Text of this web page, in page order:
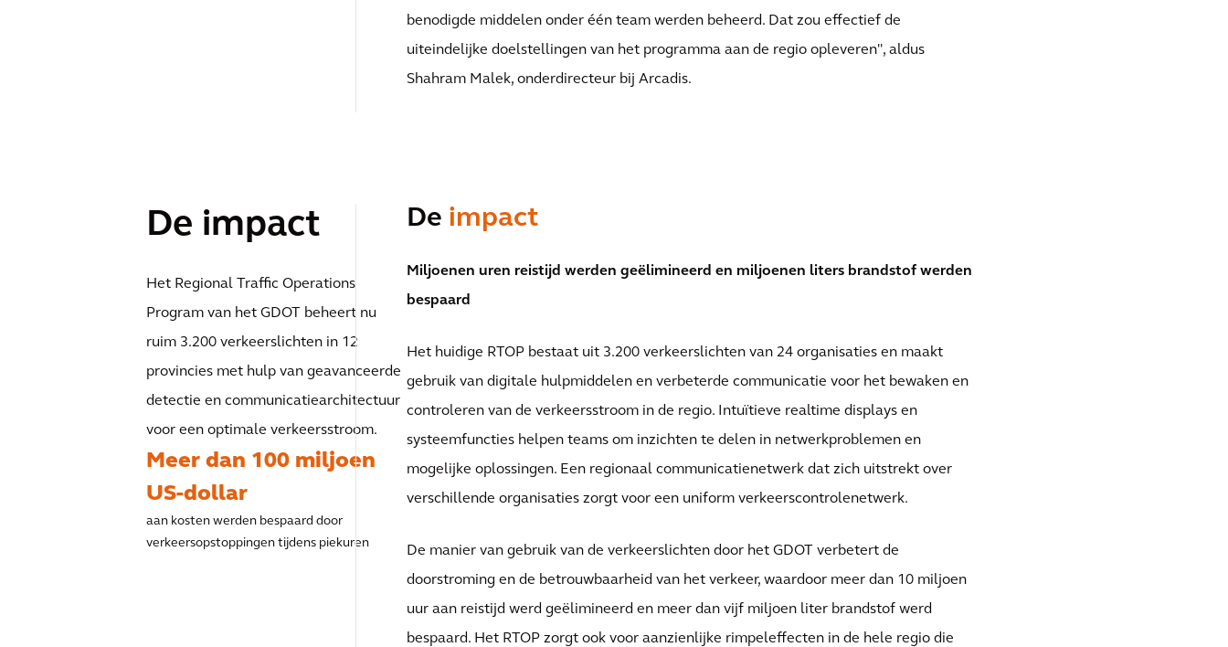
benodigde middelen onder één team werden beheerd. Dat zou effectief de
uiteindelijke doelstellingen van het programma aan de regio opleveren", aldus
Shahram Malek, onderdirecteur bij Arcadis.
De impact
Het Regional Traffic Operations
Program van het GDOT beheert nu
ruim 3.200 verkeerslichten in 12
provincies met hulp van geavanceerde
detectie en communicatiearchitectuur
voor een optimale verkeersstroom.
Meer dan 100 miljoen
US-dollar
aan kosten werden bespaard door
verkeersopstoppingen tijdens piekuren
De impact
Miljoenen uren reistijd werden geëlimineerd en miljoenen liters brandstof werden
bespaard
Het huidige RTOP bestaat uit 3.200 verkeerslichten van 24 organisaties en maakt
gebruik van digitale hulpmiddelen en verbeterde communicatie voor het bewaken en
controleren van de verkeersstroom in de regio. Intuïtieve realtime displays en
systeemfuncties helpen teams om inzichten te delen in netwerkproblemen en
mogelijke oplossingen. Een regionaal communicatienetwerk dat zich uitstrekt over
verschillende organisaties zorgt voor een uniform verkeerscontrolenetwerk.
De manier van gebruik van de verkeerslichten door het GDOT verbetert de
doorstroming en de betrouwbaarheid van het verkeer, waardoor meer dan 10 miljoen
uur aan reistijd werd geëlimineerd en meer dan vijf miljoen liter brandstof werd
bespaard. Het RTOP zorgt ook voor aanzienlijke rimpeleffecten in de hele regio die